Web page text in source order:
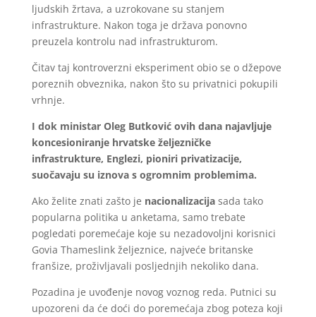
ljudskih žrtava, a uzrokovane su stanjem
infrastrukture. Nakon toga je država ponovno
preuzela kontrolu nad infrastrukturom.
Čitav taj kontroverzni eksperiment obio se o džepove
poreznih obveznika, nakon što su privatnici pokupili
vrhnje.
I dok ministar Oleg Butković ovih dana najavljuje
koncesioniranje hrvatske željezničke
infrastrukture, Englezi, pioniri privatizacije,
suočavaju su iznova s ogromnim problemima.
Ako želite znati zašto je nacionalizacijasada tako
popularna politika u anketama, samo trebate
pogledati poremećaje koje su nezadovoljni korisnici
Govia Thameslink željeznice, najveće britanske
franšize, proživljavali posljednjih nekoliko dana.
Pozadina je uvođenje novog voznog reda. Putnici su
upozoreni da će doći do poremećaja zbog poteza koji